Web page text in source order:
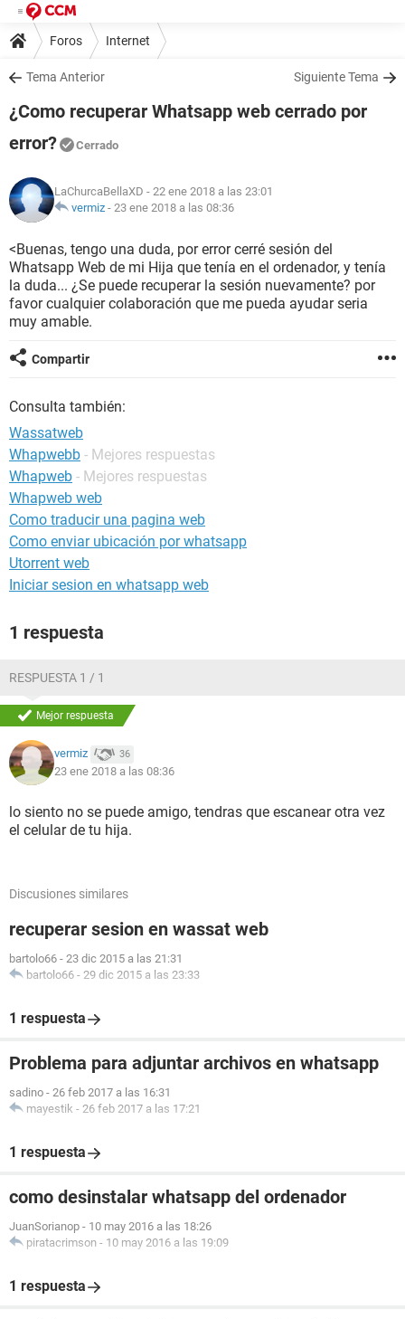
Foros Internet
Tema Anterior Siguiente Tema
¿Como recuperar Whatsapp web cerrado por
error?
Cerrado
LaChurcaBellaXD - 22 ene 2018 a las 23:01
vermiz - 23 ene 2018 a las 08:36
<Buenas, tengo una duda, por error cerré sesión del
Whatsapp Web de mi Hija que tenía en el ordenador, y tenía
la duda... ¿Se puede recuperar la sesión nuevamente? por
favor cualquier colaboración que me pueda ayudar seria
muy amable.
Compartir
Consulta también:
Wassatweb
Whapwebb - Mejores respuestas
Whapweb - Mejores respuestas
Whapweb web
Como traducir una pagina web
Como enviar ubicación por whatsapp
Utorrent web
Iniciar sesion en whatsapp web
1 respuesta
RESPUESTA 1 / 1
Mejor respuesta
vermiz 36
23 ene 2018 a las 08:36
lo siento no se puede amigo, tendras que escanear otra vez
el celular de tu hija.
Discusiones similares
recuperar sesion en wassat web
bartolo66 - 23 dic 2015 a las 21:31
bartolo66 - 29 dic 2015 a las 23:33
1 respuesta
Problema para adjuntar archivos en whatsapp
sadino - 26 feb 2017 a las 16:31
mayestik - 26 feb 2017 a las 17:21
1 respuesta
como desinstalar whatsapp del ordenador
JuanSorianop - 10 may 2016 a las 18:26
piratacrimson - 10 may 2016 a las 19:09
1 respuesta